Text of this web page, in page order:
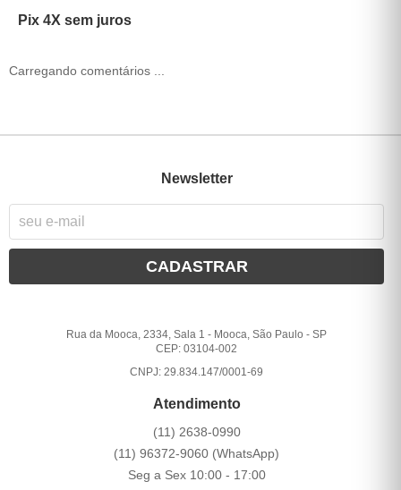
Pix 4X sem juros
Carregando comentários ...
Newsletter
CADASTRAR
Rua da Mooca, 2334, Sala 1 - Mooca, São Paulo -SP
CEP: 03104-002
CNPJ: 29.834.147/0001-69
Atendimento
(11) 2638-0990
(11) 96372-9060 (WhatsApp)
Seg a Sex 10:00 - 17:00